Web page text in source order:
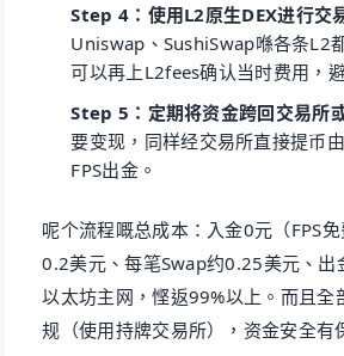
Step 4：使用L2原生DEX进行交
Uniswap、SushiSwap喺各条L2
可以再上L2fees确认当时费用，
Step 5：定期将资金跨回交易所
要变现，同样经交易所直接提币
FPS出金。
呢个流程嘅总成本：入金0元（FPS
0.2美元、每笔Swap约0.25美元、出
以太坊主网，悭返99%以上。而且全
规（使用持牌交易所），资金安全有